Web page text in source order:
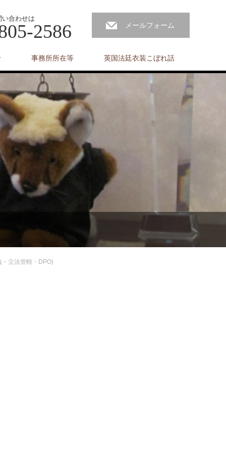
合わせは
2586 メールフォーム
事務所所在等 英国法廷衣装こぼれ話
立法管轄・DPO)